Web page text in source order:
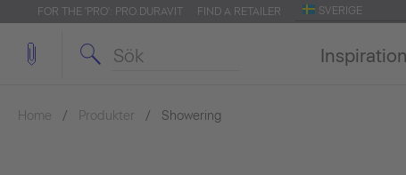
FOR THE 'PRO': PRO.DURAVIT FIND A RETAILER SVERIGE
Inspiration
Home Produkter Showering